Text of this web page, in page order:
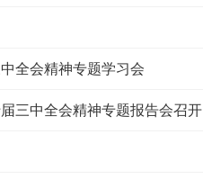
全会精神专题学习会
三中全会精神专题报告会召开